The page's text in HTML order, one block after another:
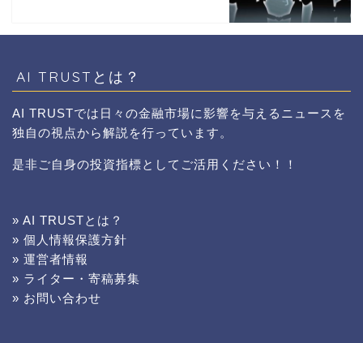
AI TRUSTとは？
AI TRUSTでは日々の金融市場に影響を与えるニュースを
独自の視点から解説を行っています。
是非ご自身の投資指標としてご活用ください！！
» AI TRUSTとは？
» 個人情報保護方針
» 運営者情報
» ライター・寄稿募集
» お問い合わせ